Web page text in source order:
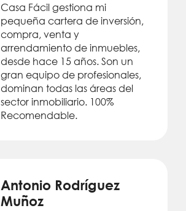
Casa Fácil gestiona mi
pequeña cartera de inversión,
compra, venta y
arrendamiento de inmuebles,
desde hace 15 años. Son un
gran equipo de profesionales,
dominan todas las áreas del
sector inmobiliario. 100%
Recomendable.
Antonio Rodríguez
Muñoz